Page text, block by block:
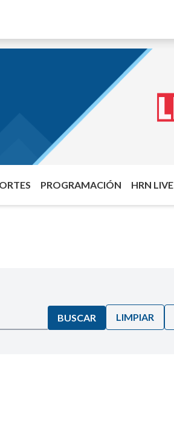
PROGRAMACIÓN HRN LIVE
BUSCAR LIMPIAR